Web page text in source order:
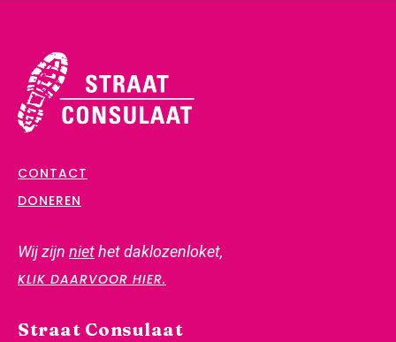
CONTACT
DONEREN
Wij zijn niethet daklozenloket,
KLIK DAARVOOR HIER.
Straat Consulaat